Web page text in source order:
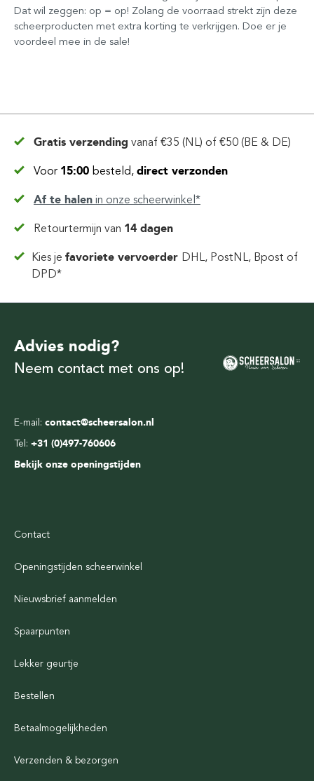
Dat wil zeggen: op = op! Zolang de voorraad strekt zijn deze
scheerproducten met extra korting te verkrijgen. Doe er je
voordeel mee in de sale!
Gratis verzending vanaf €35 (NL) of €50 (BE & DE)
Voor 15:00 besteld, direct verzonden
Af te halen in onze scheerwinkel*
Retourtermijn van 14 dagen
Kies jefavoriete vervoerder DHL, PostNL, Bpost of
DPD*
E-mail: contact@scheersalon.nl
Tel: +31 (0)497-760606
Bekijk onze openingstijden
Advies nodig?
Neem contact met ons op!
Contact
Openingstijden scheerwinkel
Nieuwsbrief aanmelden
Spaarpunten
Lekker geurtje
Bestellen
Betaalmogelijkheden
Verzenden & bezorgen